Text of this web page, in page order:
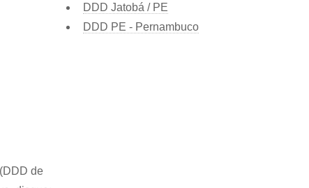
de
DDD Jatobá / PE
DDD PE - Pernambuco